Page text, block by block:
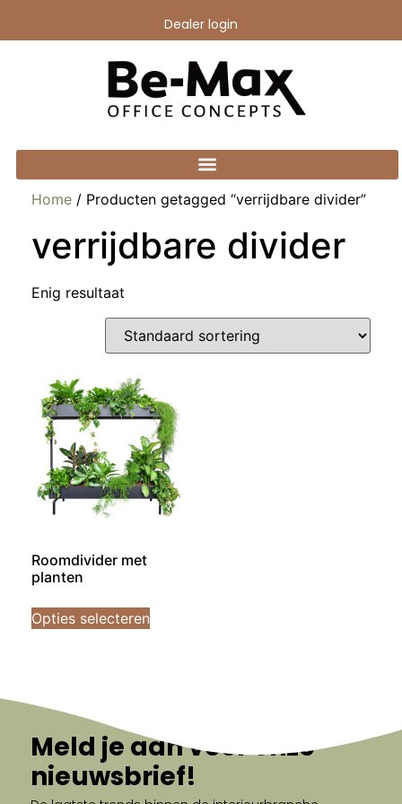
Dealer login
Home / Producten getagged “verrijdbare divider”
verrijdbare divider
Enig resultaat
Roomdivider met
planten
Opties selecteren
Meld je aan voor onze
nieuwsbrief!